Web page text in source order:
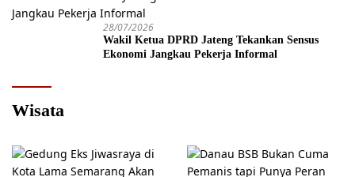
28/07/2026
Wakil Ketua DPRD Jateng Tekankan Sensus
Ekonomi Jangkau Pekerja Informal
Wisata